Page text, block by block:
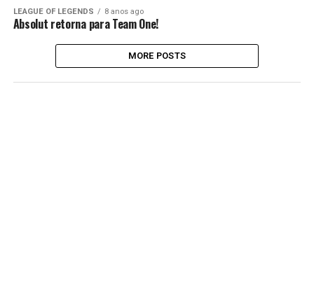
LEAGUE OF LEGENDS 8 anos ago
Absolut retorna para Team One!
MORE POSTS